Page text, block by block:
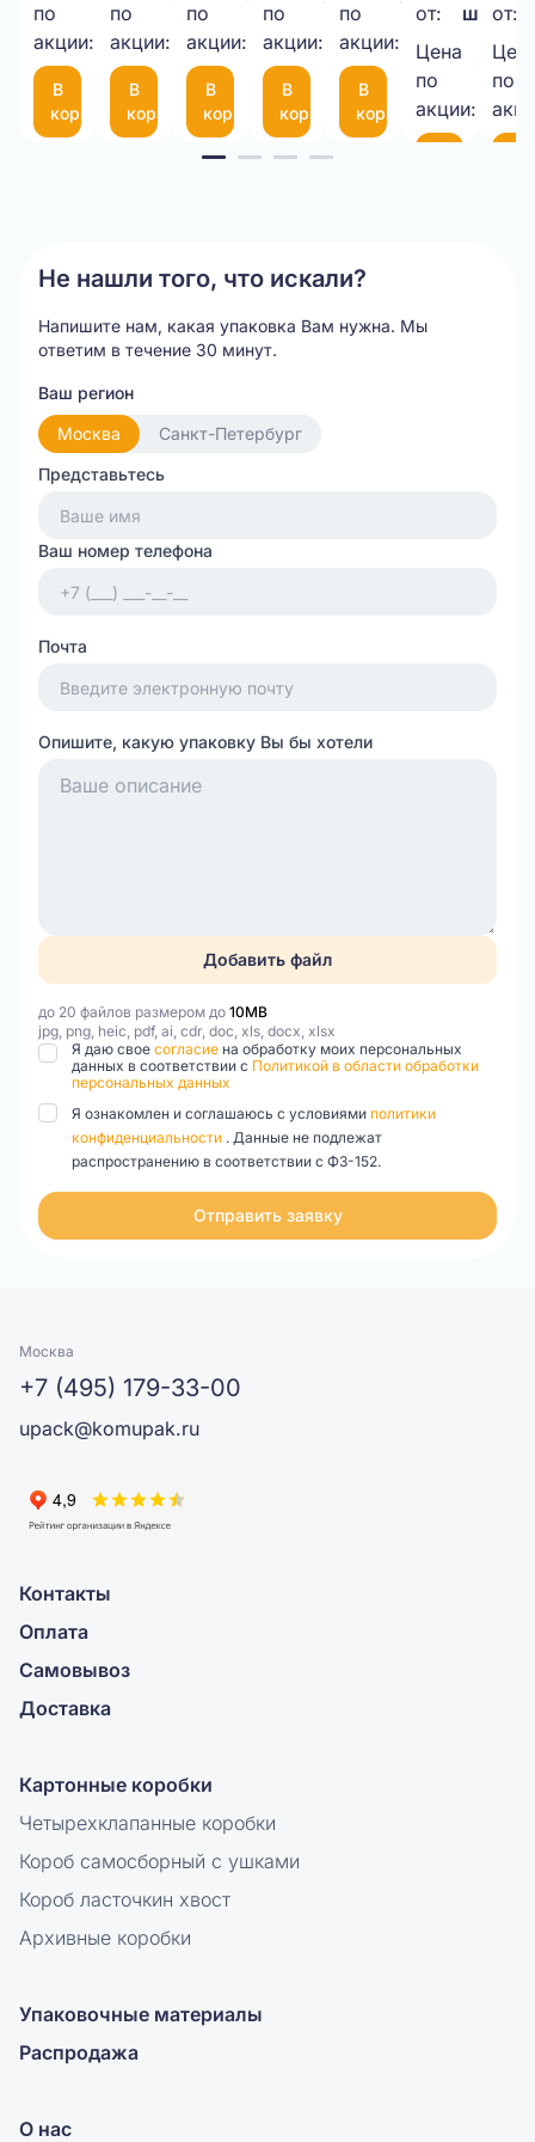
рулоне
1050*25М
по
акции:
шт.
В
корзину
НЕТТО
по
акции:
шт.
В
корзину
3-
10-
75
(300*200мм)
по
акции:
шт.
В
корзину
50
мкм
по
акции:
шт.
В
корзину
мм
с
фиксатором
35
см
по
акции:
шт.
В
корзину
(черная)
от:
шт.
Цена
по
акции:
9,00
шт.
от:
по
Не нашли того, что искали?
Напишите нам, какая упаковка Вам нужна. Мы
ответим в течение 30 минут.
Ваш регион
Москва
Санкт-Петербург
Представьтесь
Ваш номер телефона
Почта
Опишите, какую упаковку Вы бы хотели
Добавить файл
до 20 файлов размером до 10MB
jpg, png, heic, pdf, ai, cdr, doc, xls, docx, xlsx
Я даю свое согласие на обработку моих персональных
данных в соответствии с Политикой в области обработки
персональных данных
Я ознакомлен и соглашаюсь с условиями политики
конфиденциальности . Данные не подлежат
распространению в соответствии с ФЗ-152.
Отправить заявку
Москва
+7 (495) 179-33-00
upack@komupak.ru
Контакты
Оплата
Самовывоз
Доставка
Картонные коробки
Четырехклапанные коробки
Короб самосборный с ушками
Короб ласточкин хвост
Архивные коробки
Упаковочные материалы
Распродажа
О нас